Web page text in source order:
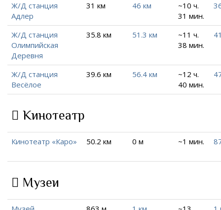
Ж/Д станция
Адлер
31 км 46 км
~10 ч.
31 мин.
Ж/Д станция
Олимпийская
Деревня
35.8 км 51.3 км
~11 ч.
38 мин.
Ж/Д станция
Весёлое
39.6 км 56.4 км
~12 ч.
40 мин.
Кинотеатр
Кинотеатр «Каро» 50.2 км 0 м ~1 мин.
Музеи